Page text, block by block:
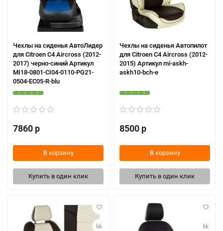
Чехлы на сиденья АвтоЛидер
для Citroen C4 Aircross (2012-
2017) черно-синий Артикул
MI18-0801-CI04-0110-PG21-
0504-EC05-R-blu
7860 р
В корзину
Купить в один клик
Чехлы на сиденья Автопилот
для Citroen C4 Aircross (2012-
2015) Артикул mi-askh-
askh10-bch-e
8500 р
В корзину
Купить в один клик